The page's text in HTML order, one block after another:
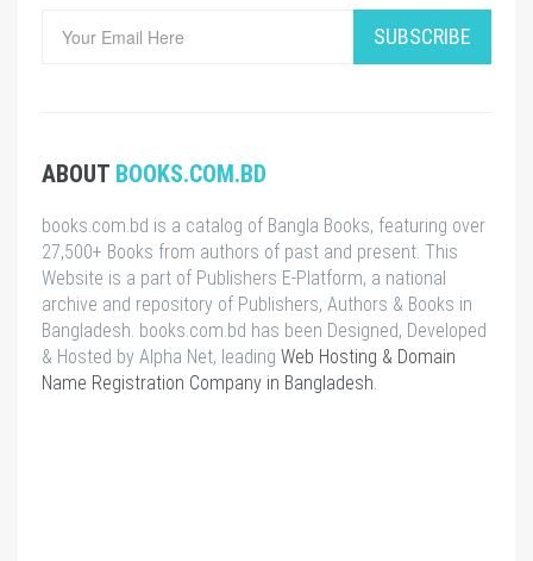
SUBSCRIBE
ABOUT BOOKS.COM.BD
books.com.bd is a catalog of Bangla Books, featuring over
27,500+ Books from authors of past and present. This
Website is a part of Publishers E-Platform, a national
archive and repository of Publishers, Authors & Books in
Bangladesh. books.com.bd has been Designed, Developed
& Hosted by Alpha Net, leading Web Hosting & Domain
Name Registration Company in Bangladesh